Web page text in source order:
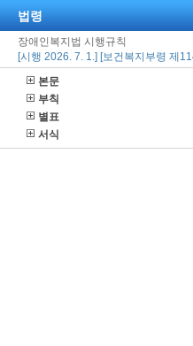
법령
장애인복지법 시행규칙
[시행 2026. 7. 1.] [보건복지부령 제
본문
부칙
별표
서식